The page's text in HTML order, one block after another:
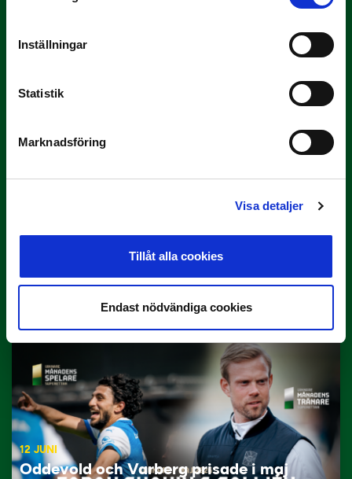
Inställningar
Statistik
Marknadsföring
Visa detaljer
Tillåt alla cookies
Endast nödvändiga cookies
3 JULI
Lagerlöf tar över i Sandvikens IF
12 JUNI
Oddevold och Varberg prisade i maj